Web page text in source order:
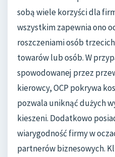
sobą wiele korzyści dla
wszystkim zapewnia ono
roszczeniami osób
towarów lub osób. W
spowodowanej przez
kierowcy, OCP pokrywa
pozwala uniknąć dużych
kieszeni. Dodatkowo
wiarygodność firmy w
partnerów biznesowych.